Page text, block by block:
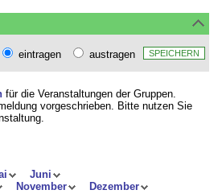
eintragen
austragen
für die Veranstaltungen der Gruppen.
vorgeschrieben. Bitte nutzen Sie
.
Juni
November Dezember